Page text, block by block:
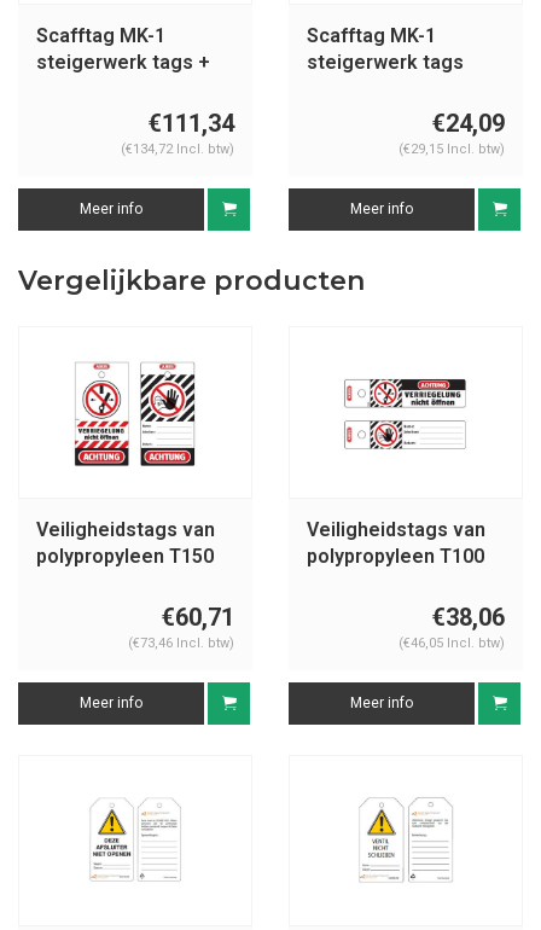
Scafftag MK-1
steigerwerk tags +
€111,34
(€134,72 Incl. btw)
Meer info
Scafftag MK-1
steigerwerk tags
€24,09
(€29,15 Incl. btw)
Meer info
Vergelijkbare producten
Veiligheidstags van
polypropyleen T150
€60,71
(€73,46 Incl. btw)
Meer info
Veiligheidstags van
polypropyleen T100
€38,06
(€46,05 Incl. btw)
Meer info